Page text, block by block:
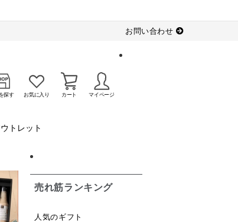
お問い合わせ
探す お気に入り カート マイページ
トレット
売れ筋ランキング
人気のギフト